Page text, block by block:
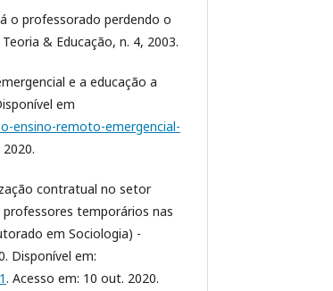
o professorado perdendo o
& Educação, n. 4, 2003.
e a educação a
em
ensino-remoto-emergencial-
contratual no setor
temporários nas
em Sociologia) -
Disponível em:
. Acesso em: 10 out. 2020.